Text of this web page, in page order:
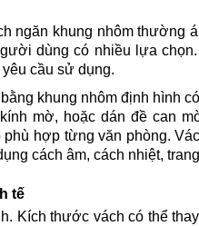
ngăn khung nhôm thường
dùng có nhiều lựa
cầu sử dụng.
khung nhôm định hình
mờ, hoặc dán đề can
hợp từng văn phòng.
cách âm, cách nhiệt,
tế
Kích thước vách có thể